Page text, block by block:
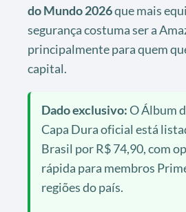
do Mundo 2026que mais
segurança costuma ser a
principalmente para quem
capital.
Dado exclusivo:O Álbum
Capa Dura oficial está
Brasil por R$ 74,90, com
rápida para membros
regiões do país.